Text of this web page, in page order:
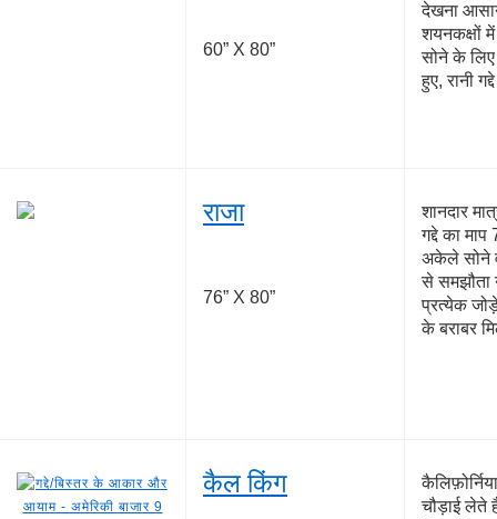
60” X 80”
देखना
शयनकक्षों
सोने के लिए
हुए, रानी
राजा
76” X 80”
शानदार
गद्दे का
अकेले सोने
से समझौता
प्रत्येक
के बराबर
कैल किंग
चौड़ाई लेते